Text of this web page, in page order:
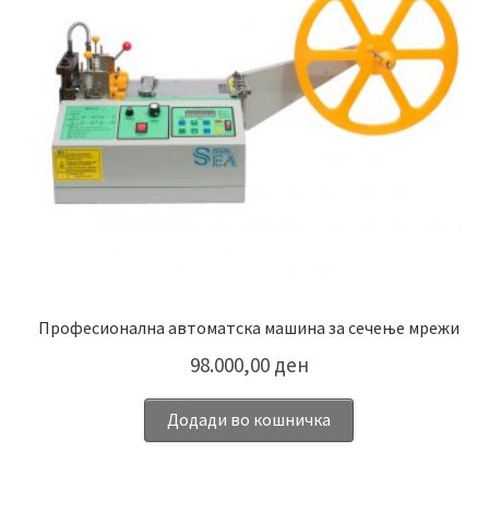
Професионална автоматска машина за сечење мрежи
98.000,00 ден
Додади во кошничка